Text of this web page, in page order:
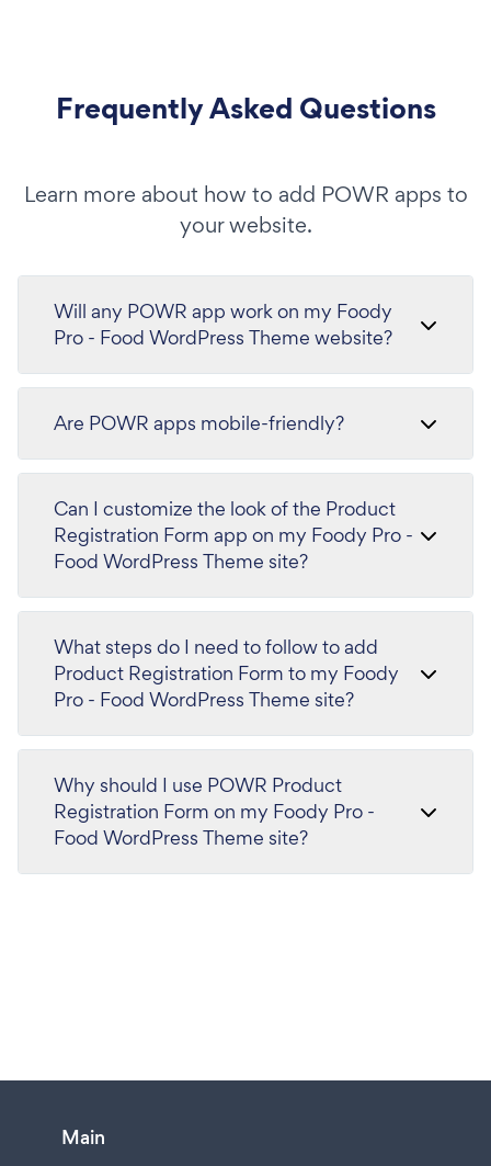
Frequently Asked Questions
Learn more about how to add POWR apps to
your website.
Will any POWR app work on my Foody
Pro - Food WordPress Theme website?
Are POWR apps mobile-friendly?
Can I customize the look of the Product
Registration Form app on my Foody Pro -
Food WordPress Theme site?
What steps do I need to follow to add
Product Registration Form to my Foody
Pro - Food WordPress Theme site?
Why should I use POWR Product
Registration Form on my Foody Pro -
Food WordPress Theme site?
Main